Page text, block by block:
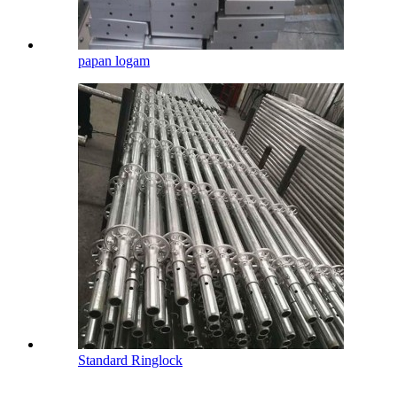
papan logam
Standard Ringlock